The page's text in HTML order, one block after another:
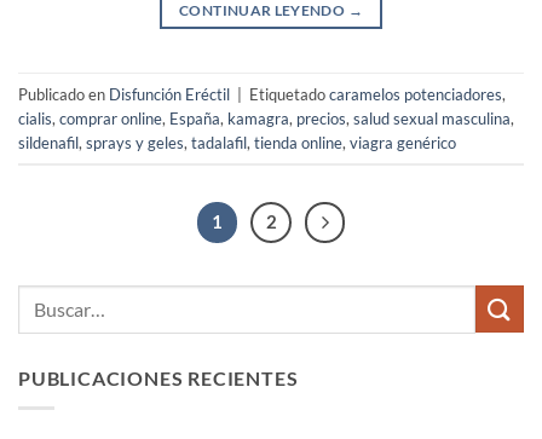
CONTINUAR LEYENDO →
Publicado en Disfunción Eréctil | Etiquetadocaramelos potenciadores,
cialis, comprar online, España, kamagra, precios, salud sexual masculina,
sildenafil, sprays y geles, tadalafil, tienda online, viagra genérico
1 2
PUBLICACIONES RECIENTES